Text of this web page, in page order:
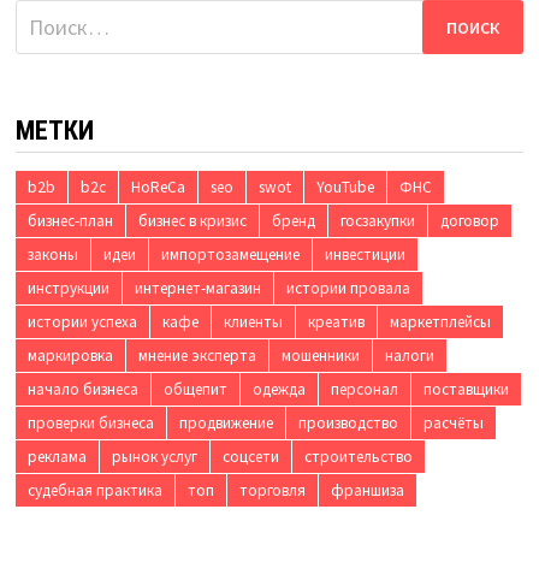
Найти:
МЕТКИ
b2b b2c HoReCa seo swot YouTube
ФНС
бизнес-план
бизнес в кризис бренд госзакупки
договор
законы
идеи импортозамещение
инвестиции
инструкции
интернет-магазин
истории провала
истории успеха
кафе клиенты креатив
маркетплейсы
маркировка
мнение эксперта мошенники
налоги
начало бизнеса
общепит одежда персонал
поставщики
проверки бизнеса
продвижение производство
расчёты
реклама
рынок услуг соцсети
строительство
судебная практика
топ торговля франшиза